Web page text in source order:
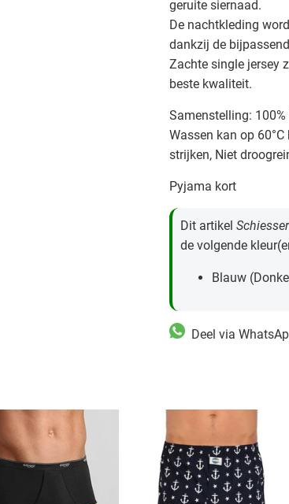
geruite siernaad.
De nachtkleding
dankzij de
Zachte single jersey
beste kwaliteit.
Samenstelling: 100%
Wassen kan op
strijken, Niet
Pyjama kort
Dit artikel
de volgende
Blauw
Deel via